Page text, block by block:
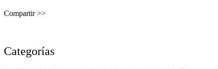
Compartir >>
Categorías